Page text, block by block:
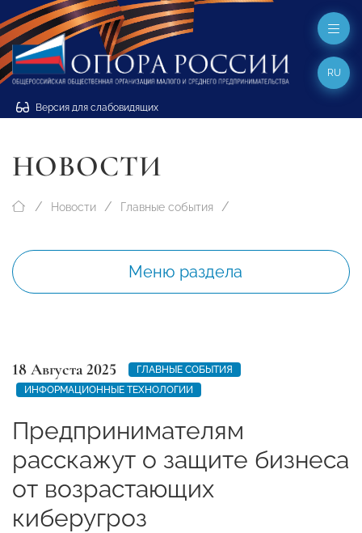
Версия для слабовидящих
RU
НОВОСТИ
Новости Главные события
Меню раздела
18 Августа 2025
ГЛАВНЫЕ СОБЫТИЯ
ИНФОРМАЦИОННЫЕ ТЕХНОЛОГИИ
Предпринимателям
расскажут о защите бизнеса
от возрастающих
киберугроз